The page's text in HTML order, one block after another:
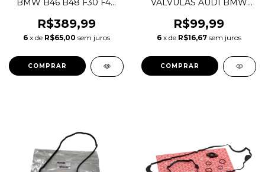
BMW B46 B48 F30 F48
R$389,99
6 x de R$65,00 sem juros
VALVULAS AUDI BMW
OEM
R$99,99
6 x de R$16,67 sem juros